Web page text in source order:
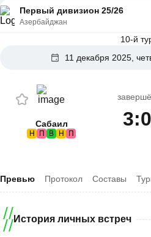
Первый дивизион 25/26
Азербайджан
10-й
11 декабря 2025,
Сабаил
Н П В Н П
3:0
Превью Протокол Составы
История личных встреч